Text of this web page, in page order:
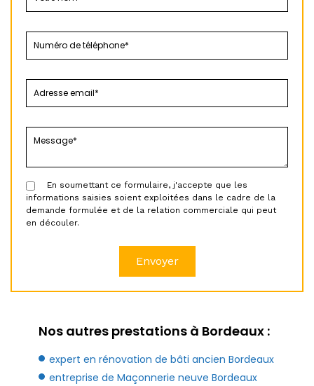
En soumettant ce formulaire, j'accepte que les
informations saisies soient exploitées dans le cadre de la
demande formulée et de la relation commerciale qui peut
en découler.
Nos autres prestations à Bordeaux :
expert en rénovation de bâti ancien Bordeaux
entreprise de Maçonnerie neuve Bordeaux